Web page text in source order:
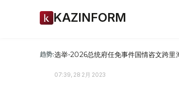
KAZINFORM
趋势:选举-2026总统府任免事件国情咨文跨里
07:39, 28 2月 2023